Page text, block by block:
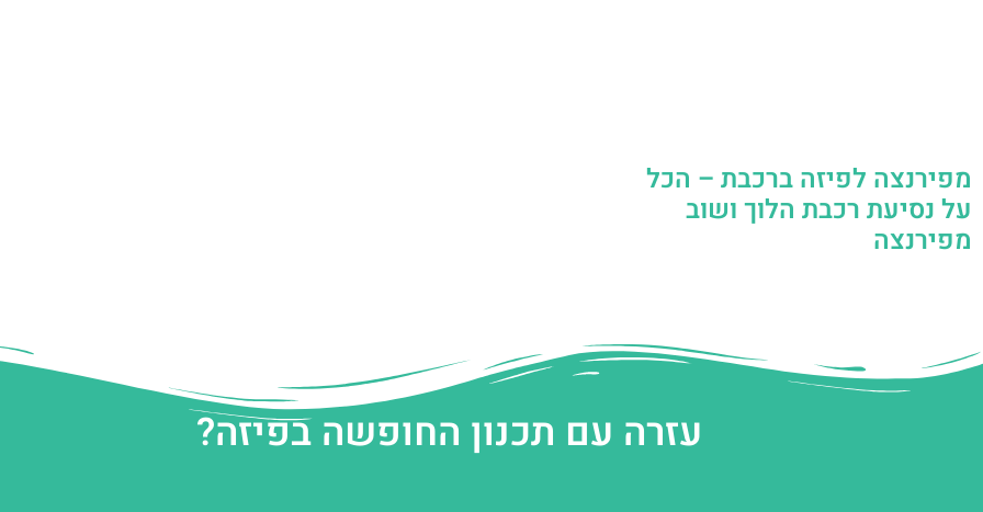
מפירנצה לפיזה ברכבת – הכל
על נסיעת רכבת הלוך ושוב
מפירנצה
עזרה עם תכנון החופשה בפיזה?